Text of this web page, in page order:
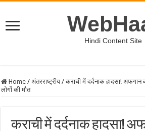
Hindi Content Site
Home / अंतरराष्ट्रीय / कराची में दर्दनाक हादसा!
लोगों की मौत
कराची में दर्दनाक हादसा!